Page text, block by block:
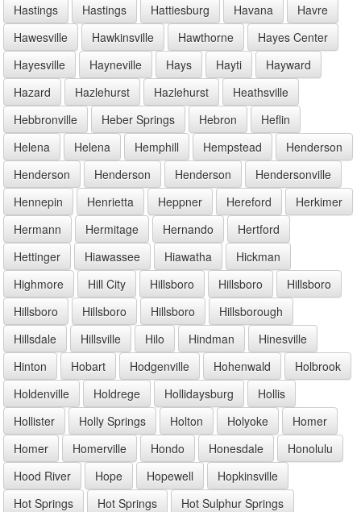
Hastings
Hastings Hattiesburg Havana
Havre
Hawesville
Hawkinsville Hawthorne
Hayes Center
Hayesville
Hayneville Hays Hayti
Hayward
Hazard
Hazlehurst Hazlehurst
Heathsville
Hebbronville
Heber Springs Hebron
Heflin
Helena
Helena Hemphill Hempstead
Henderson
Henderson
Henderson Henderson
Hendersonville
Hennepin
Henrietta Heppner Hereford
Herkimer
Hermann
Hermitage Hernando
Hertford
Hettinger
Hiawassee Hiawatha
Hickman
Highmore
Hill City Hillsboro Hillsboro
Hillsboro
Hillsboro
Hillsboro Hillsboro
Hillsborough
Hillsdale
Hillsville Hilo Hindman
Hinesville
Hinton
Hobart Hodgenville Hohenwald
Holbrook
Holdenville
Holdrege Hollidaysburg
Hollis
Hollister
Holly Springs Holton Holyoke
Homer
Homer
Homerville Hondo Honesdale
Honolulu
Hood River
Hope Hopewell
Hopkinsville
Hot Springs
Hot Springs
Hot Sulphur Springs